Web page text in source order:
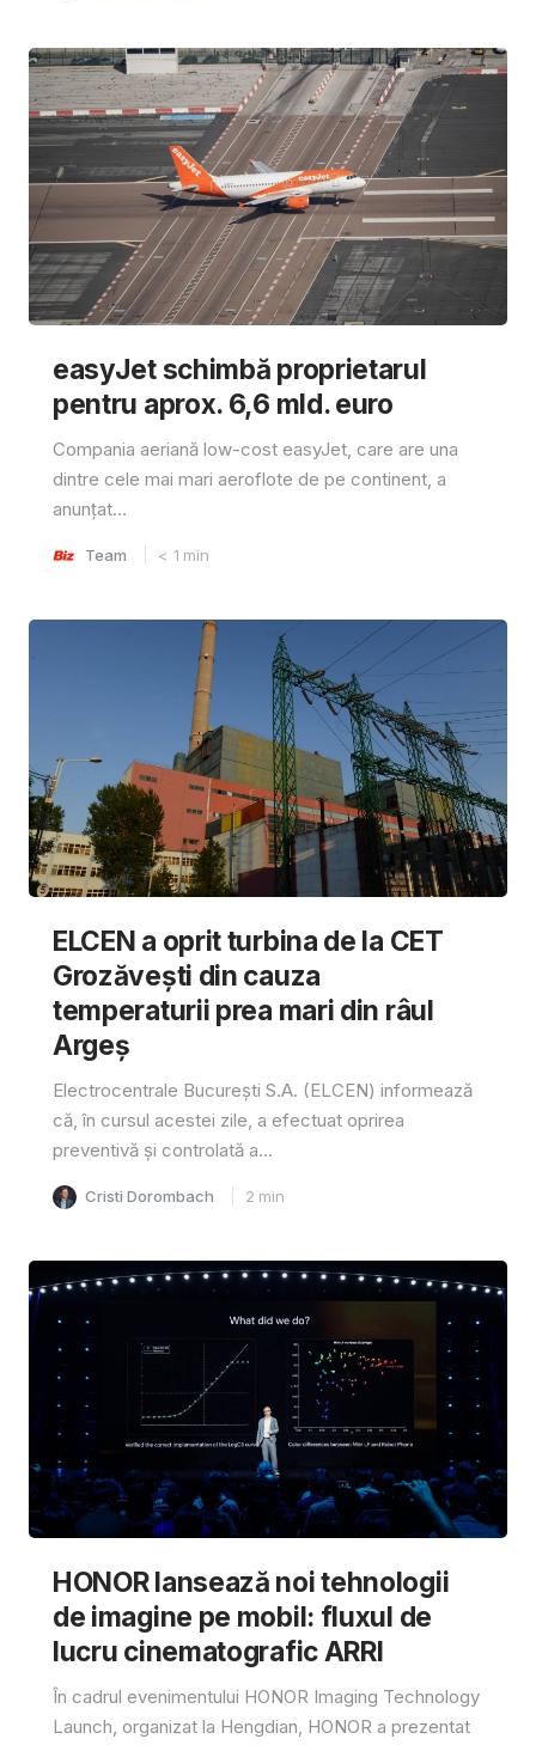
easyJet schimbă proprietarul
pentru aprox. 6,6 mld. euro
Compania aeriană low-cost easyJet, care are una
dintre cele mai mari aeroflote de pe continent, a
anunțat...
Team < 1 min
ELCEN a oprit turbina de la CET
Grozăvești din cauza
temperaturii prea mari din râul
Argeș
Electrocentrale București S.A. (ELCEN) informează
că, în cursul acestei zile, a efectuat oprirea
preventivă și controlată a...
Cristi Dorombach 2 min
HONOR lansează noi tehnologii
de imagine pe mobil: fluxul de
lucru cinematografic ARRI
În cadrul evenimentului HONOR Imaging Technology
Launch, organizat la Hengdian, HONOR a prezentat